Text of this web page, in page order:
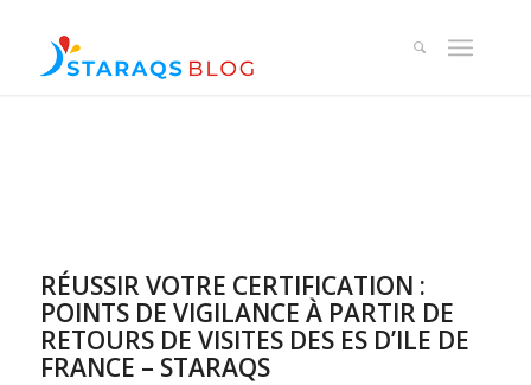
RÉUSSIR VOTRE CERTIFICATION :
POINTS DE VIGILANCE À PARTIR DE
RETOURS DE VISITES DES ES D’ILE DE
FRANCE – STARAQS